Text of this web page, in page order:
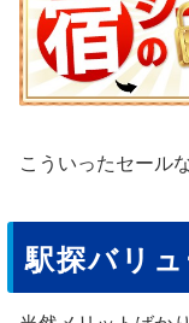
こういったセール
駅探バリ